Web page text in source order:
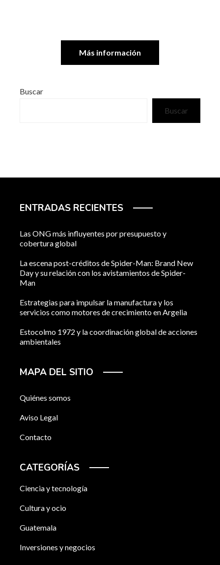
Más información
Buscar
Buscar
ENTRADAS RECIENTES
Las ONG más influyentes por presupuesto y
cobertura global
La escena post-créditos de Spider-Man: Brand New
Day y su relación con los avistamientos de Spider-
Man
Estrategias para impulsar la manufactura y los
servicios como motores de crecimiento en Argelia
Estocolmo 1972 y la coordinación global de acciones
ambientales
MAPA DEL SITIO
Quiénes somos
Aviso Legal
Contacto
CATEGORÍAS
Ciencia y tecnología
Cultura y ocio
Guatemala
Inversiones y negocios